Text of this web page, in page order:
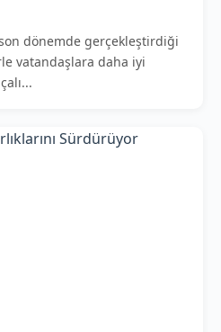
dönemde gerçekleştirdiği
vatandaşlara daha iyi